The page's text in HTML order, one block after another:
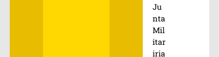
Ju
nta
Mil
itar
iria